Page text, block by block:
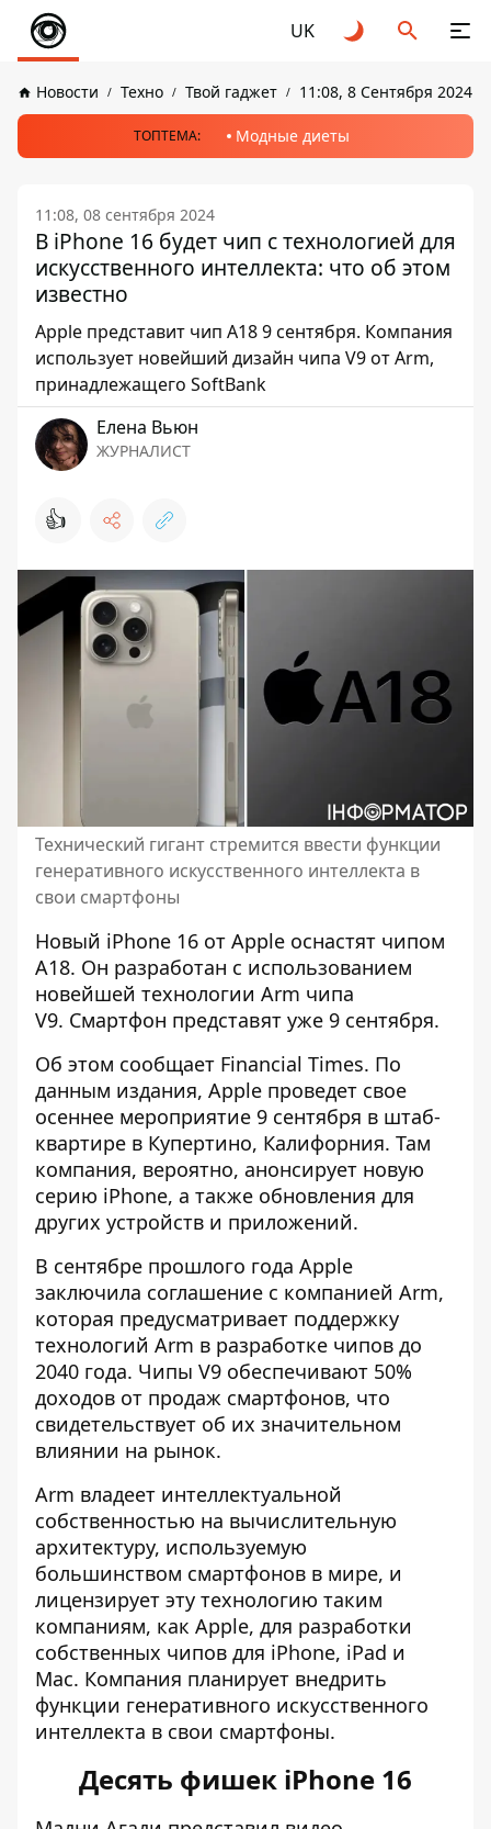
UK
Новости Техно Твой гаджет 11:08, 8 Сентября 2024
ТОПТЕМА: Модные диеты
11:08, 08 сентября 2024
В iPhone 16 будет чип с технологией для
искусственного интеллекта: что об этом
известно
Apple представит чип A18 9 сентября. Компания
использует новейший дизайн чипа V9 от Arm,
принадлежащего SoftBank
Елена Вьюн
ЖУРНАЛИСТ
👍
Технический гигант стремится ввести функции
генеративного искусственного интеллекта в
свои смартфоны
Новый iPhone 16 от Apple оснастят чипом
A18. Он разработан с использованием
новейшей технологии Arm чипа
V9. Смартфон представят уже 9 сентября.
Об этом сообщает Financial Times. По
данным издания, Apple проведет свое
осеннее мероприятие 9 сентября в штаб-
квартире в Купертино, Калифорния. Там
компания, вероятно, анонсирует новую
серию iPhone, а также обновления для
других устройств и приложений.
В сентябре прошлого года Apple
заключила соглашение с компанией Arm,
которая предусматривает поддержку
технологий Arm в разработке чипов до
2040 года. Чипы V9 обеспечивают 50%
доходов от продаж смартфонов, что
свидетельствует об их значительном
влиянии на рынок.
Arm владеет интеллектуальной
собственностью на вычислительную
архитектуру, используемую
большинством смартфонов в мире, и
лицензирует эту технологию таким
компаниям, как Apple, для разработки
собственных чипов для iPhone, iPad и
Mac. Компания планирует внедрить
функции генеративного искусственного
интеллекта в свои смартфоны.
Десять фишек iPhone 16